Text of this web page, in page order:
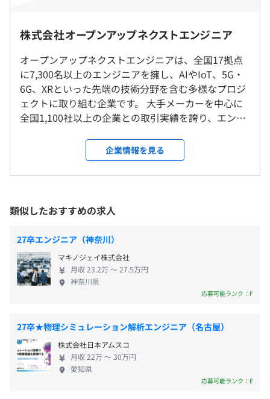
業所で当社のエンジニアが活躍しています！
＜大手顧客との取引状況＞
・自動車（国内完成車メーカー）：9社／10社中
・自動車部品（売上高１兆円以上メーカー）：7社／8社
・重工業（売上高1千億円以上メーカー）：5社／5社中
・半導体・半導体製造装置（国内大手）：11社／14社中
＜取引先例＞
・アルプスアルパイン
・ウシオ電機
・エーエスエムエル・ジャパン
・SCSK
・荏原製作所
・Sky
・SCREENセミコンダクターソリューションズ
・住友ゴム工業
・大同信号
・ダイハツ工業
・デンソー
・東海ソフト
▼全国プロジェクト先
東北（青森、岩手、宮城、山形、福島）
関東（東京、神奈川、埼玉、千葉、茨城、栃木、群馬、山
梨）
東海（愛知、岐阜、静岡、三重）
関西（大阪、兵庫、京都、滋賀、奈良）
中国・九州（岡山、広島、山口、福岡、佐賀、長崎、大
※カッコ内の都道府県は現時点のもの。
今後もおおむね同様の予定ですが、入社時点においては都
＜雇入時＞
採用選考時に①全国型社員または②エリア限定型社員の勤
務地区分の希望を確認いたします。
※②の方はエリア区分の希望も伺います。
②の場合は【エリア区分】についても会社で決定の上、内
定通知の際にご提示いたします。
※内定通知からご入社までの間は、①と②、エリア区分の
変更は原則不可となります。
※上記、理系 機械、電気・電子は、機械工学系、または
電気・電子工学系の学科・コースを専攻の方が対象
＜文系＞
・高等専門学校（専攻科）・専門学校（4年制）
月給221,000円
・高等専門学校（本科）・専門学校（2年制）・短期大学
を支給
※2027年4月採用予定
は年収提示額を保証するものではありません）
9：00～18：00
※配属先により異なります
休憩時間：12：00～13：00（60分） ※配属先により異な
■入社時研修
就業規則
ビジネスマナー研修
社会人基礎研修
■ラーニングウィーク（年2回／4月・10月）
エンジニア知識習得向上のため、
専門分野・スキル別でeラーニングを受講します。
※入社3年未満は必須、4年以上は任意／4時間分の手当支
自己啓発支援の有無及びその内容
エンジニアが講師となり、多彩なテーマで月1の勉強会を
開催。
「機械設計の基礎」「エンジンの仕組み」「半導体製造装
置の基礎」など多彩な内容を学べると参加者からも好評で
■エンジニアコミュニティ
エンジニア同士のオンラインコミュニティ。資格勉強会や
ゲーム部、音楽サークルなどがあり、つながりの場となっ
ています。
株式会社オープンアップネクストエンジニア
オープンアップネクストエンジニアは、全国17拠点
に7,300名以上のエンジニアを擁し、AIやIoT、5G・
6G、XRといった先端の技術分野を含む多様なプロジ
ェクトに取り組む企業です。 大手メーカーを中心に
全国1,100社以上の企業との取引実績を誇り、エンジ
ンジニアの成長と挑戦を全力で応援し、日本のモノ
づくりに貢献しています。 ＼オープンアップネクス
トエンジニアが選ばれる理由／ 【エンジニア数7,300
【成長実感96.7％】2,000種以上の研修講座、約300
種の資格取得支援 【年間休日最大125日】完全週休2
日制、月平均残業9.2時間、有給休暇も取りやすい！
【選べる勤務地エリア】エリア限定型採用あり 【毎
月の社宅家賃補助最大5.6万円】毎月社宅家賃の最大
5～7割を会社が負担 ※規定有 ＜オープンアップネ
クストエンジニアで叶うキャリア・働き方＞ ★さま
を極めたい！ ★学校で学んだ知識を活かしたい！ ★
プライベートの時間もたっぷりほしい！ ★将来的に
大手メーカーに移籍したい ※規定あり ＜選んで良
かった！就職満足理由ベスト５＞ 第1位：休日もしっ
かりあり、プライベートも大切にできる 第2位：大手
企業情報を見る
類似したおすすめの求人
27卒エンジニア（神奈川）
マキノジェイ株式会社
月収 23.2万 〜 27.5万円
神奈川県
応募可能ランク：F
27卒★物理シミュレーション解析エンジニア（名古屋）
株式会社日本アムスコ
月収 22万 〜 30万円
愛知県
応募可能ランク：E